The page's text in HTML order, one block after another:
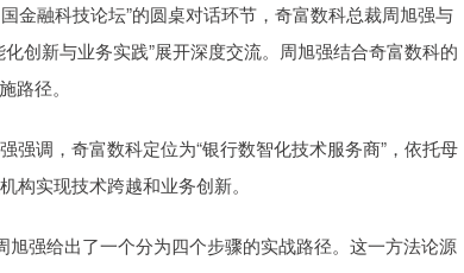
融科技论坛”的圆桌对话环节，奇富数科总裁周旭强与
创新与业务实践”展开深度交流。周旭强结合奇富数科的
路径。
调，奇富数科定位为“银行数智化技术服务商”，依托母
实现技术跨越和业务创新。
强给出了一个分为四个步骤的实战路径。这一方法论源